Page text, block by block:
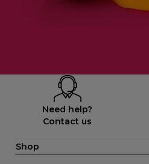
Need help?
Contact us
Shop